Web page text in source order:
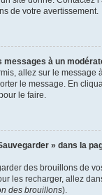
de votre avertissement.
messages à un
allez sur le message
le message. En
le faire.
» dans la
des brouillons de
les recharger, allez
des brouillons).